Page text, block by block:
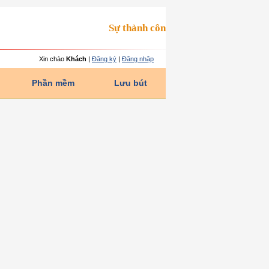
Sự thành công cho ta thấy một mặt
Xin chào Khách | Đăng ký | Đăng nhập
Phần mềm Lưu bút